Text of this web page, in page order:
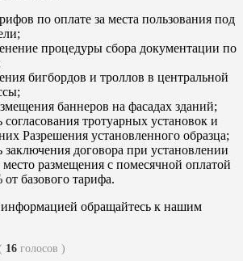
по оплате за места пользования под
процедуры сбора документации по
бигбордов и троллов в центральной
баннеров на фасадах зданий;
согласования тротуарных установок и
Разрешения установленного образца;
заключения договора при установлении
место размещения с помесячной оплатой
от базового тарифа.
обращайтесь к нашим
16 голосов )